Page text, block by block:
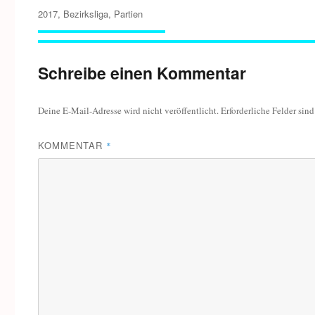
Schlagwörter
2017, Bezirksliga, Partien
Schreibe einen Kommentar
Deine E-Mail-Adresse wird nicht veröffentlicht.Erforderliche Felder
KOMMENTAR *